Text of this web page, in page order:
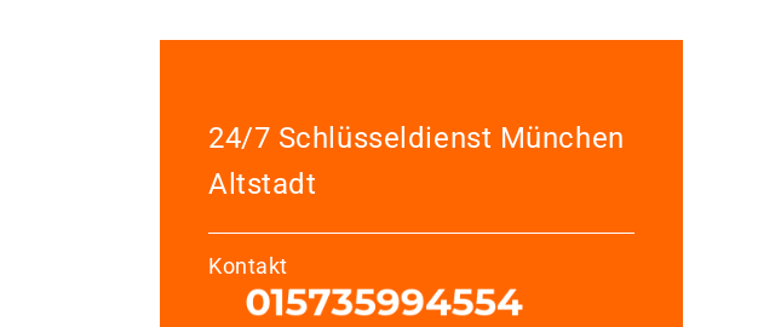
24/7 Schlüsseldienst München
Altstadt
Kontakt